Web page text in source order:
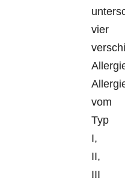
vier
vom
Typ
I,
II,
III